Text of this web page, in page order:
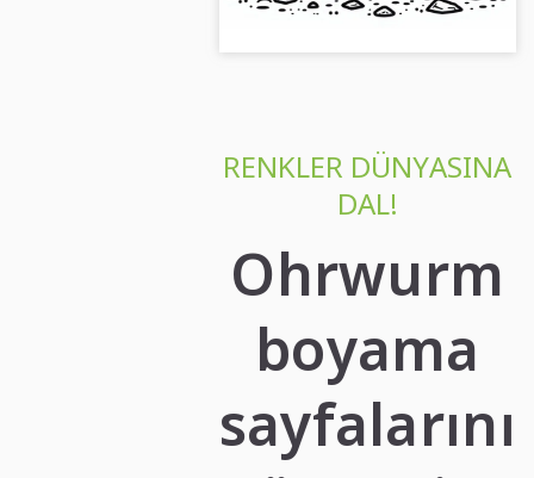
indir!...
RENKLER DÜNYASINA
DAL!
Ohrwurm
boyama
sayfalarını